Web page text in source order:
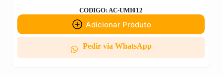
CODIGO: AC-UMI012
Adicionar Produto
Pedir via WhatsApp